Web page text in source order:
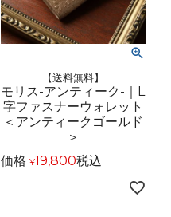
【送料無料】
モリス-アンティーク-｜L
字ファスナーウォレット
＜アンティークゴールド
＞
価格 ¥19,800税込